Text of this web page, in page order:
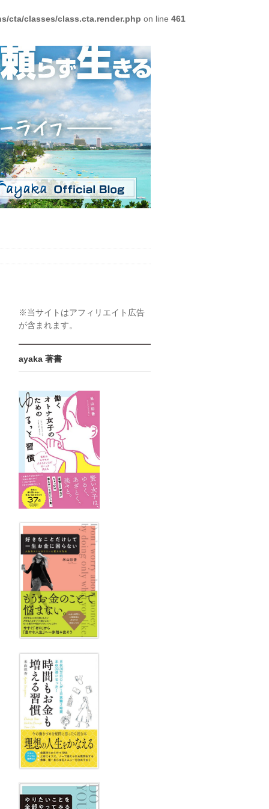
cta/classes/class.cta.render.php on line 461
※当サイトはアフィリエイト広告
が含まれます。
ayaka 著書